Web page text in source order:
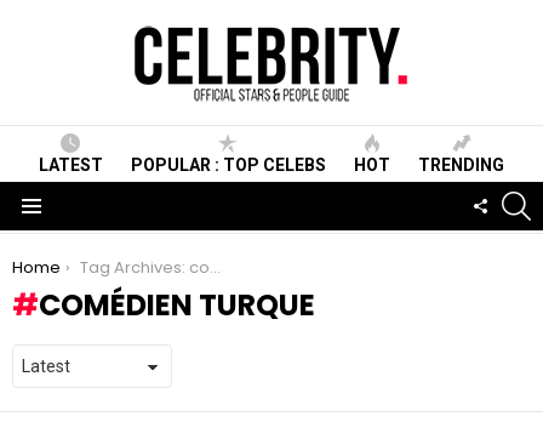
LATEST POPULAR : TOP CELEBS HOT TRENDING
You are here:
Home Tag Archives: comédien turque
COMÉDIEN TURQUE